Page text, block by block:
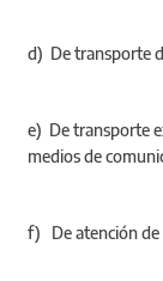
d) De transporte
e) De transporte
medios de
f) De atención de